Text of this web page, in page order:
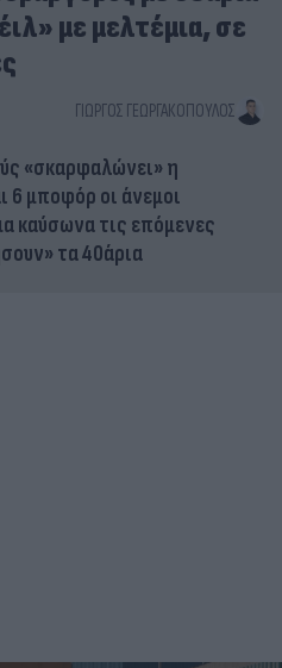
με μελτέμια, σε
ΓΙΏΡΓΟΣ ΓΕΩΡΓΑΚΌΠΟΥΛΟΣ
«σκαρφαλώνει» η
6 μποφόρ οι άνεμοι
καύσωνα τις επόμενες
τα 40άρια